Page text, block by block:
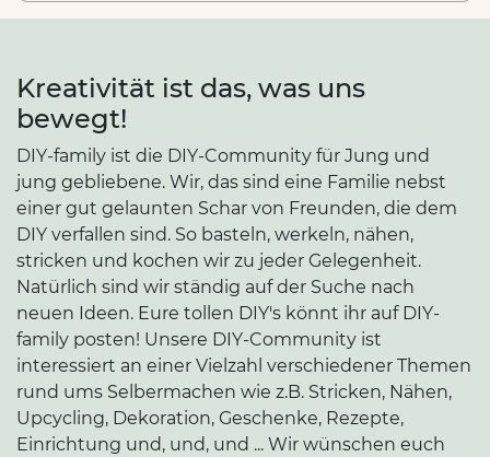
Kreativität ist das, was uns
bewegt!
DIY-family ist die DIY-Community für Jung und
jung gebliebene. Wir, das sind eine Familie nebst
einer gut gelaunten Schar von Freunden, die dem
DIY verfallen sind. So basteln, werkeln, nähen,
stricken und kochen wir zu jeder Gelegenheit.
Natürlich sind wir ständig auf der Suche nach
neuen Ideen. Eure tollen DIY's könnt ihr auf DIY-
family posten! Unsere DIY-Community ist
interessiert an einer Vielzahl verschiedener Themen
rund ums Selbermachen wie z.B. Stricken, Nähen,
Upcycling, Dekoration, Geschenke, Rezepte,
Einrichtung und, und, und ... Wir wünschen euch